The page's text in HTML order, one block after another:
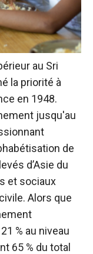
au Sri
la priorité à
en 1948.
jusqu'au
de
d’Asie du
et sociaux
Alors que
% au niveau
65 % du total